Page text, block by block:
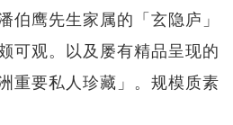
伯鹰先生家属的「玄隐庐」
可观。以及屡有精品呈现的
重要私人珍藏」。规模质素